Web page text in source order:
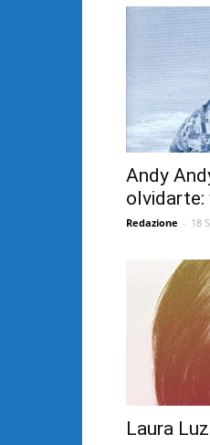
Andy
olvidarte:
Redazione - 18
Laura